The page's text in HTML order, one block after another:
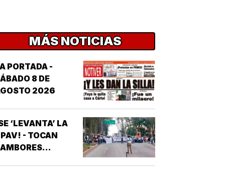
MÁS NOTICIAS
PORTADA -
8 DE
2026
‘LEVANTA’ LA
- TOCAN